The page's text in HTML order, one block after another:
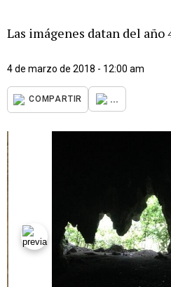
Las imágenes datan del año
4 de marzo de 2018 - 12:00 am
COMPARTIR ...